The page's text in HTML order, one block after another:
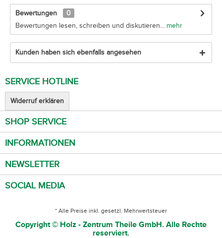
Bewertungen
0
Bewertungen lesen, schreiben und diskutieren... mehr
Kunden haben sich ebenfalls angesehen
SERVICE HOTLINE
Widerruf erklären
SHOP SERVICE
INFORMATIONEN
NEWSLETTER
SOCIAL MEDIA
* Alle Preise inkl. gesetzl. Mehrwertsteuer
Copyright © Holz - Zentrum Theile GmbH. Alle Rechte
reserviert.